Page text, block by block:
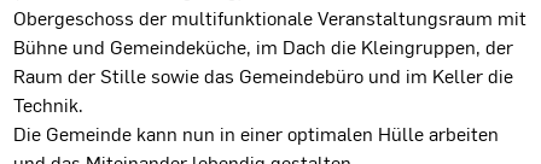
Obergeschoss der multifunktionale Veranstaltungsraum mit
Bühne und Gemeindeküche, im Dach die Kleingruppen, der
Raum der Stille sowie das Gemeindebüro und im Keller die
Technik.
Die Gemeinde kann nun in einer optimalen Hülle arbeiten